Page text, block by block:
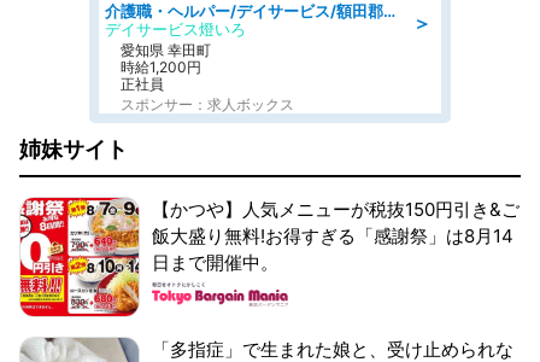
＞
介護職・ヘルパー/デイサービス/額田郡幸田町/JR東海道本線 幸田/愛知県
デイサービス燈いろ
愛知県 幸田町
時給1,200円
正社員
スポンサー：求人ボックス
姉妹サイト
【かつや】人気メニューが税抜150円引き&ご
飯大盛り無料!お得すぎる「感謝祭」は8月14
日まで開催中。
「多指症」で生まれた娘と、受け止められな